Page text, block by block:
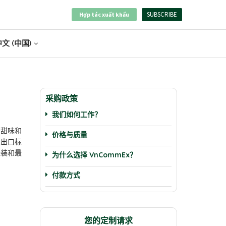
Hợp tác xuất khẩu SUBSCRIBE
文 (中国)
味和
口标
和最
采购政策
我们如何工作？
价格与质量
为什么选择 VnCommEx？
付款方式
您的定制请求